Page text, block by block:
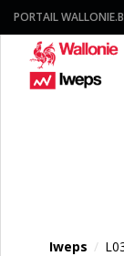
PORTAIL
Iweps /